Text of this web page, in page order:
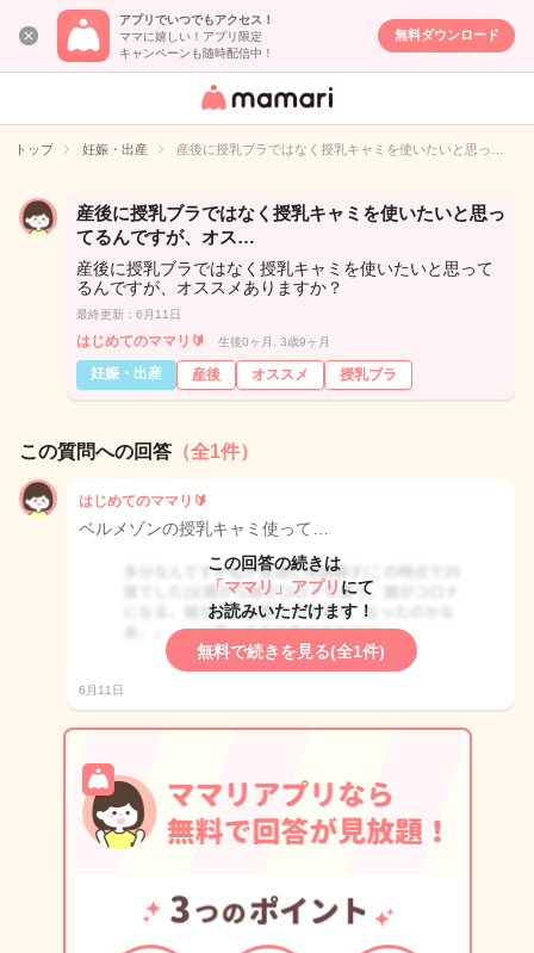
アプリでいつでもアクセス！
ママに嬉しい！アプリ限定
キャンペーンも随時配信中！
無料ダウンロード
女性専用匿名QA
イト
トップ 妊娠・出産 産後に授乳ブラではなく授乳キャミを使いたいと思っ…
産後に授乳ブラではなく授乳キャミを使いたいと思っ
てるんですが、オス…
産後に授乳ブラではなく授乳キャミを使いたいと思って
るんですが、オススメありますか？
最終更新：6月11日
はじめてのママリ🔰 生後0ヶ月, 3歳9ヶ月
妊娠・出産 産後 オススメ 授乳ブラ
この質問への回答 （全1件）
はじめてのママリ🔰
ベルメゾンの授乳キャミ使って…
この回答の続きは
「ママリ」アプリ にて
お読みいただけます！
無料で続きを見る(全1件)
6月11日